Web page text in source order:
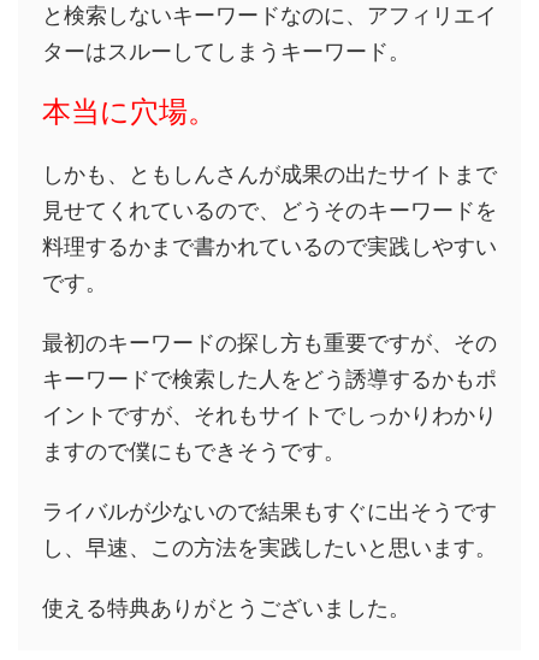
と検索しないキーワードなのに、アフィリエイ
ターはスルーしてしまうキーワード。
本当に穴場。
しかも、ともしんさんが成果の出たサイトまで
見せてくれているので、どうそのキーワードを
料理するかまで書かれているので実践しやすい
です。
最初のキーワードの探し方も重要ですが、その
キーワードで検索した人をどう誘導するかもポ
イントですが、それもサイトでしっかりわかり
ますので僕にもできそうです。
ライバルが少ないので結果もすぐに出そうです
し、早速、この方法を実践したいと思います。
使える特典ありがとうございました。